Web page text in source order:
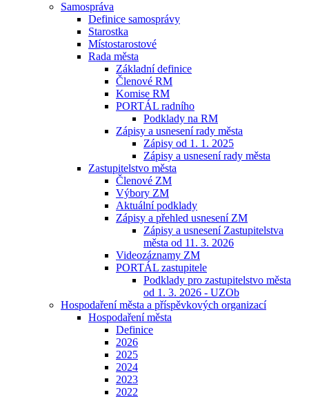
Samospráva
Definice samosprávy
Starostka
Místostarostové
Rada města
Základní definice
Členové RM
Komise RM
PORTÁL radního
Podklady na RM
Zápisy a usnesení rady města
Zápisy od 1. 1. 2025
Zápisy a usnesení rady města
Zastupitelstvo města
Členové ZM
Výbory ZM
Aktuální podklady
Zápisy a přehled usnesení ZM
Zápisy a usnesení Zastupitelstva
města od 11. 3. 2026
Videozáznamy ZM
PORTÁL zastupitele
Podklady pro zastupitelstvo města
od 1. 3. 2026 - UZOb
Hospodaření města a příspěvkových organizací
Hospodaření města
Definice
2026
2025
2024
2023
2022